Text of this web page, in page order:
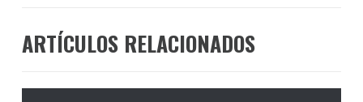
ARTÍCULOS RELACIONADOS